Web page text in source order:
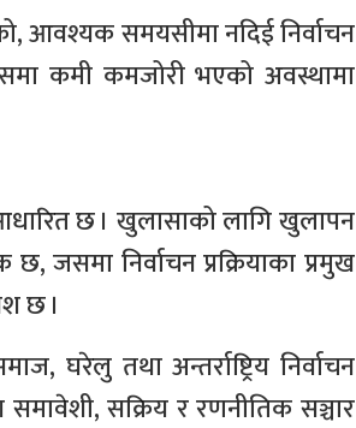
आवश्यक समयसीमा नदिई निर्वाचन
कमी कमजोरी भएको अवस्थामा
छ । खुलासाको लागि खुलापन
जसमा निर्वाचन प्रक्रियाका प्रमुख
छ ।
घरेलु तथा अन्तर्राष्ट्रिय निर्वाचन
सक्रिय र रणनीतिक सञ्चार